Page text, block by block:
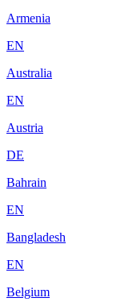
Armenia
EN
Australia
EN
Austria
DE
Bahrain
EN
Bangladesh
EN
Belgium